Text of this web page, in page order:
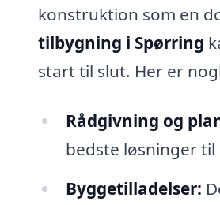
konstruktion som en
tilbygning i Spørring
start til slut. Her er
Rådgivning og
bedste løsninger
Byggetilladelser: